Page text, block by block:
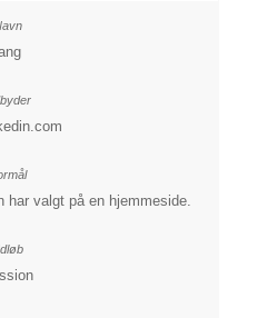
har valgt på en hjemmeside.